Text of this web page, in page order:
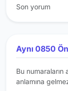
Son yorum
Aynı 0850
Bu numaraların
anlamına